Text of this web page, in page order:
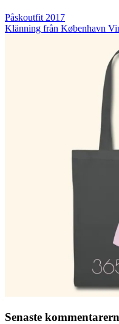
Påskoutfit 2017
Klänning från København
Senaste